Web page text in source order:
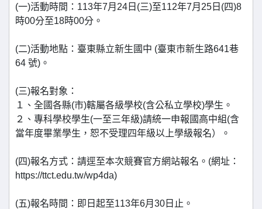
(一)活動時間：113年7月24日(三)至112年7月25日(四)8
時00分至18時00分。
(二)活動地點：臺東縣立新生國中 (臺東市新生路641巷
64 號)。
(三)報名對象：
１、全國各縣(市)轄屬各級學校(含公私立學校)學生。
２、專科學校學生(一至三年級)請統一申報國高中組(含
當年度畢業學生，恕不受理四年級以上學級報名）。
(四)報名方式：請逕至本次競賽官方網站報名。(網址：
https://ttct.edu.tw/wp4da)
(五)報名時間：即日起至113年6月30日止。